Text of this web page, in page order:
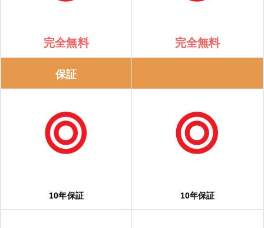
完全無料 完全無料
保証
10年保証 10年保証